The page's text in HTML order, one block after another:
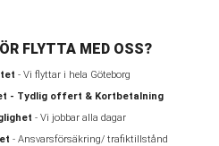
FLYTTA MED OSS?
- Vi flyttar i hela Göteborg
- Tydlig offert & Kortbetalning
- Vi jobbar alla dagar
- Ansvarsförsäkring/ trafiktillstånd